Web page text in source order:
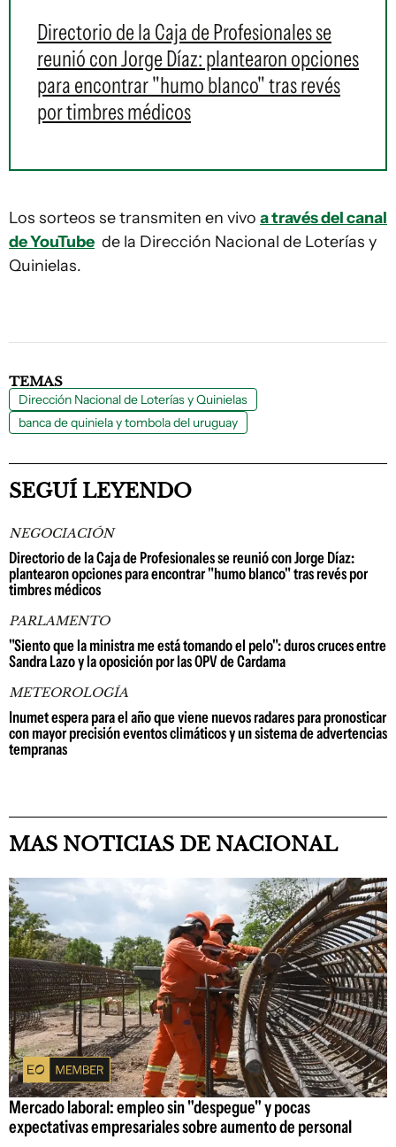
Directorio de la Caja de Profesionales se
reunió con Jorge Díaz: plantearon opciones
para encontrar "humo blanco" tras revés
por timbres médicos
Los sorteos se transmiten en vivo a través del canal
de YouTube de la Dirección Nacional de Loterías y
Quinielas.
TEMAS
Dirección Nacional de Loterías y Quinielas
banca de quiniela y tombola del uruguay
SEGUÍ LEYENDO
NEGOCIACIÓN
Directorio de la Caja de Profesionales se reunió con Jorge Díaz:
plantearon opciones para encontrar "humo blanco" tras revés por
timbres médicos
PARLAMENTO
"Siento que la ministra me está tomando el pelo": duros cruces entre
Sandra Lazo y la oposición por las OPV de Cardama
METEOROLOGÍA
Inumet espera para el año que viene nuevos radares para pronosticar
con mayor precisión eventos climáticos y un sistema de advertencias
tempranas
MAS NOTICIAS DE NACIONAL
Mercado laboral: empleo sin "despegue" y pocas
expectativas empresariales sobre aumento de personal